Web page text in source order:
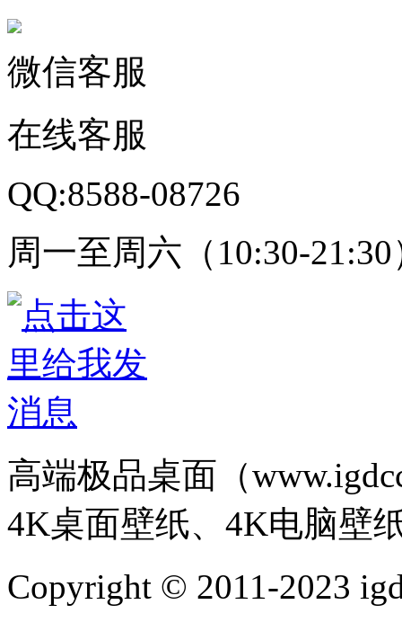
微信客服
在线客服
QQ:8588-08726
周一至周六（10:30-21:30
高端极品桌面（
4K桌面壁纸、4K电脑壁
Copyright © 2011-2023